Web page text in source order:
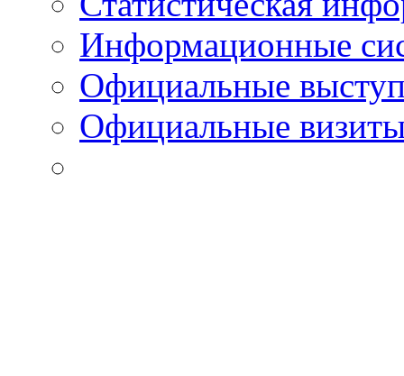
Информационные
Официальные
Официальные